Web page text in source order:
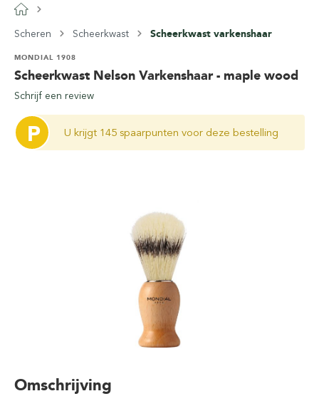
Scheren Scheerkwast Scheerkwast varkenshaar
Scheerkwast Nelson Varkenshaar - maple wood
MONDIAL 1908
Schrijf een review
P U krijgt 145 spaarpunten voor deze bestelling
Omschrijving